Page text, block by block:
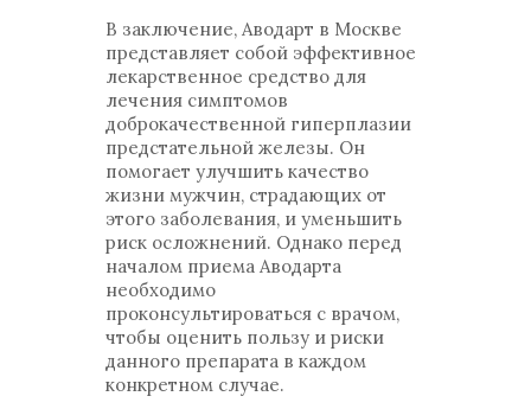
В заключение, Аводарт в Москве
представляет собой эффективное
лекарственное средство для
лечения симптомов
доброкачественной гиперплазии
предстательной железы. Он
помогает улучшить качество
жизни мужчин, страдающих от
этого заболевания, и уменьшить
риск осложнений. Однако перед
началом приема Аводарта
необходимо
проконсультироваться с врачом,
чтобы оценить пользу и риски
данного препарата в каждом
конкретном случае.